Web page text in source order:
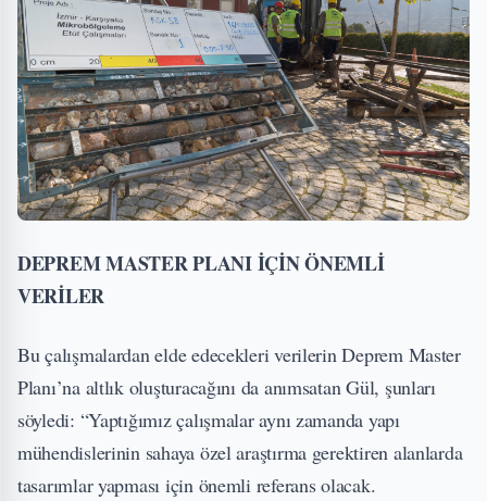
DEPREM MASTER PLANI İÇİN ÖNEMLİ
VERİLER
Bu çalışmalardan elde edecekleri verilerin Deprem Master
Planı’na altlık oluşturacağını da anımsatan Gül, şunları
söyledi: “Yaptığımız çalışmalar aynı zamanda yapı
mühendislerinin sahaya özel araştırma gerektiren alanlarda
tasarımlar yapması için önemli referans olacak.